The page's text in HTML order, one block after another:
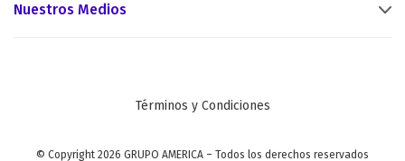
Nuestros Medios
Términos y Condiciones
© Copyright 2026 GRUPO AMERICA – Todos los derechos reservados